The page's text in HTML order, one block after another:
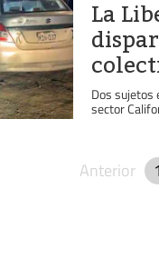
La
Dos sujetos
sector
Anterior 1